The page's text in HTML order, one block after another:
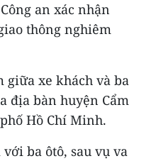
an xác nhận
thông nghiêm
giữa xe khách và ba
địa bàn huyện Cẩm
Hồ Chí Minh.
ba ôtô, sau vụ va